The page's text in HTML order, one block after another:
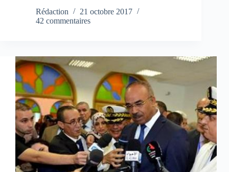
Rédaction
21 octobre 2017
42 commentaires